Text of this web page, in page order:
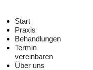
Start
Praxis
Behandlungen
Termin
vereinbaren
Über uns